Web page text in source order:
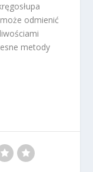
odmienić
metody